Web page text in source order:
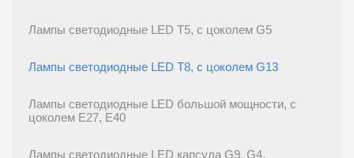
Лампы светодиодные LED T5, с цоколем G5
Лампы светодиодные LED T8, с цоколем G13
Лампы светодиодные LED большой мощности, с
цоколем E27, E40
Лампы светодиодные LED капсула G9, G4,